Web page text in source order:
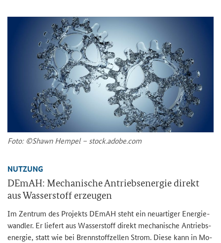
Foto: ©Shawn Hem­pel – stock.adobe.com
NUT­ZUNG
DEmAH: Me­cha­ni­sche An­triebs­en­er­gie di­rekt
aus Was­ser­stoff er­zeu­gen
Im Zen­trum des Pro­jekts DEmAH steht ein neu­ar­ti­ger En­er­gie­
wand­ler. Er lie­fert aus Was­ser­stoff di­rekt me­cha­ni­sche An­triebs­
en­er­gie, statt wie bei Brenn­stoff­zel­len Strom. Diese kann in Mo­